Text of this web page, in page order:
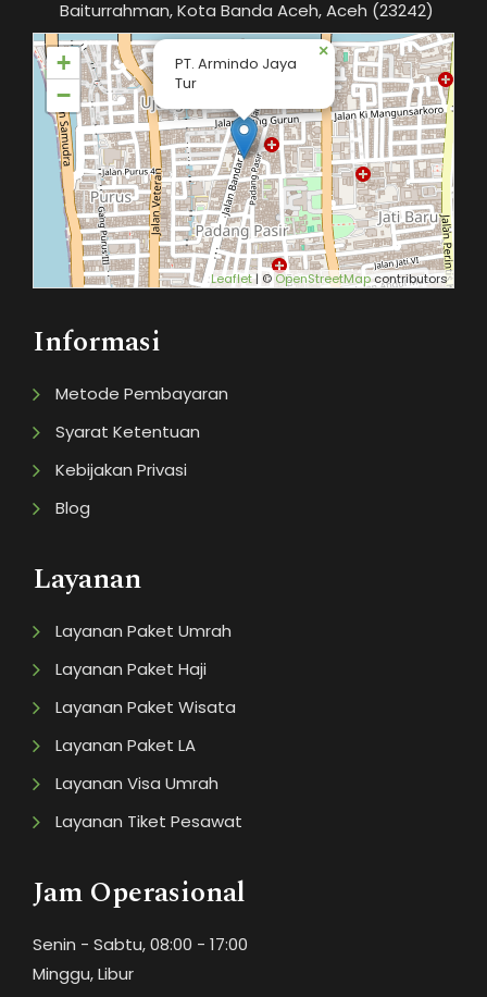
Baiturrahman, Kota Banda Aceh, Aceh (23242)
PT. Armindo Jaya
Tur
×
+
−
Leaflet| © OpenStreetMapcontributors
Informasi
Metode Pembayaran
Syarat Ketentuan
Kebijakan Privasi
Blog
Layanan
Layanan Paket Umrah
Layanan Paket Haji
Layanan Paket Wisata
Layanan Paket LA
Layanan Visa Umrah
Layanan Tiket Pesawat
Jam Operasional
Senin - Sabtu, 08:00 - 17:00
Minggu, Libur